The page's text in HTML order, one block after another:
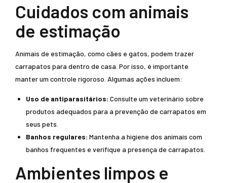
Cuidados com animais
de estimação
Animais de estimação, como cães e gatos, podem trazer
carrapatos para dentro de casa. Por isso, é importante
manter um controle rigoroso. Algumas ações incluem:
Uso de antiparasitários: Consulte um veterinário sobre
produtos adequados para a prevenção de carrapatos em
seus pets.
Banhos regulares: Mantenha a higiene dos animais com
banhos frequentes e verifique a presença de carrapatos.
Ambientes limpos e